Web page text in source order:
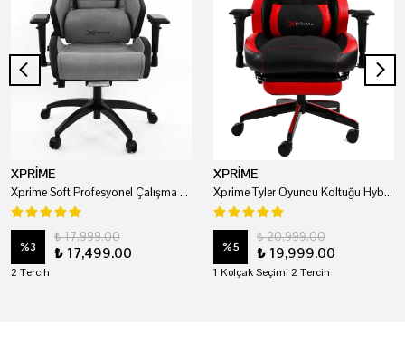
XPRİME
Xprime Soft Profesyonel Çalışma Ve Oyuncu Koltuğu
%3
₺ 17,999.00
₺ 17,499.00
2 Tercih
XPRİME
Xprime Tyler Oyuncu Koltuğu Hybrid Kumaş Kırmızı
%5
₺ 20,999.00
₺ 19,999.00
1 Kolçak Seçimi 2 Tercih